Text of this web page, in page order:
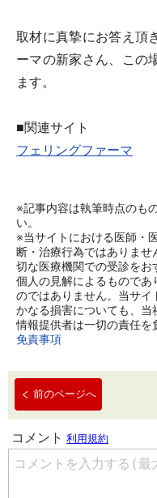
取材に真摯にお答え頂
ーマの新家さん、この
ます。
■関連サイト
フェリングファーマ
※記事内容は執筆時点のも
い。
※当サイトにおける医師・
断・治療行為ではありま
切な医療機関での受診を
個人の見解によるものであ
のではありません。当サ
かなる損害についても、当
情報提供者は一切の責任を
免責事項
前のページへ